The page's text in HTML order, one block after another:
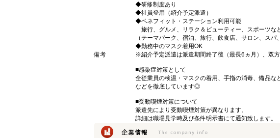
◆研修制度あり
◆社員登用（紹介予定派遣）
◆ベネフィット・ステーション利用可能
旅行、グルメ、リラク＆ビューティー、スポーツな
（テーマパーク、宿泊、旅行、飲食店、サロン、スパ
◆勤務中のマスク着用OK
備考
※紹介予定派遣は派遣期間終了後（最長6ヵ月）、双
■感染症対策として
全従業員の検温・マスクの着用、手指の消毒、備品
などを徹底しています◎
■受動喫煙対策について
派遣先により受動喫煙対策が異なります。
詳細は職場見学時及び条件明示書にて通知致します。